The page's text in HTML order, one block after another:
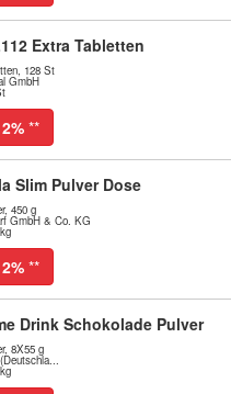
Extra Tabletten
128 St
GmbH
**
Slim Pulver Dose
450 g
GmbH & Co. KG
**
Drink Schokolade Pulver
8X55 g